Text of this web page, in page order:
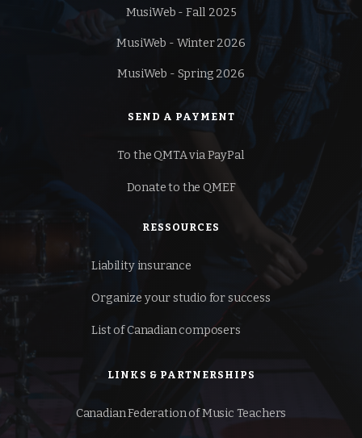
MusiWeb - Fall 2025
MusiWeb - Winter 2026
MusiWeb - Spring 2026
SEND A PAYMENT
To the QMTA via PayPal
Donate to the QMEF
RESSOURCES
Liability insurance
Organize your studio for success
List of Canadian composers
LINKS & PARTNERSHIPS
Canadian Federation ofMusic Teachers